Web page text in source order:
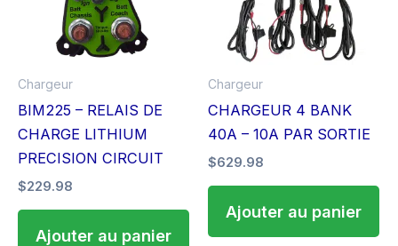
Chargeur
BIM225 – RELAIS DE
CHARGE LITHIUM
PRECISION CIRCUIT
$229.98
Ajouter au panier
Chargeur
CHARGEUR 4 BANK
40A – 10A PAR SORTIE
$629.98
Ajouter au panier